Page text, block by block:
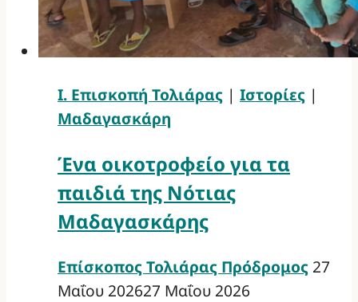
Ι. Επισκοπή Τολιάρας | Ιστορίες |
Μαδαγασκάρη
Ένα οικοτροφείο για τα
παιδιά της Νότιας
Μαδαγασκάρης
Επίσκοπος Τολιάρας Πρόδρομος 27
Μαΐου 202627 Μαΐου 2026